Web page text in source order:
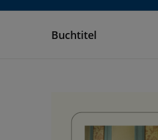
Buchtitel